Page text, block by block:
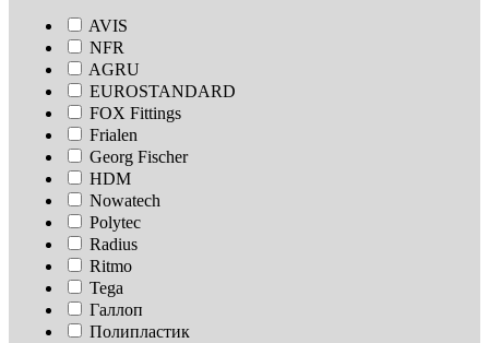
AVIS
NFR
AGRU
EUROSTANDARD
FOX Fittings
Frialen
Georg Fischer
HDM
Nowatech
Polytec
Radius
Ritmo
Tega
Галлоп
Полипластик